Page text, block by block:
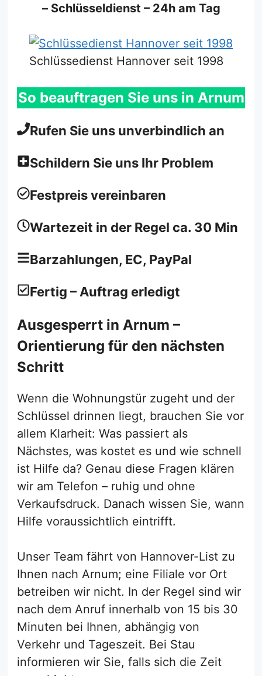
– Schlüsseldienst – 24h am Tag
Schlüssedienst Hannover seit 1998
So beauftragen Sie uns in Arnum
Rufen Sie uns unverbindlich an
Schildern Sie uns Ihr Problem
Festpreis vereinbaren
Wartezeit in der Regel ca. 30 Min
Barzahlungen, EC, PayPal
Fertig – Auftrag erledigt
Ausgesperrt in Arnum –
Orientierung für den nächsten
Schritt
Wenn die Wohnungstür zugeht und der
Schlüssel drinnen liegt, brauchen Sie vor
allem Klarheit: Was passiert als
Nächstes, was kostet es und wie schnell
ist Hilfe da? Genau diese Fragen klären
wir am Telefon – ruhig und ohne
Verkaufsdruck. Danach wissen Sie, wann
Hilfe voraussichtlich eintrifft.
Unser Team fährt von Hannover-List zu
Ihnen nach Arnum; eine Filiale vor Ort
betreiben wir nicht. In der Regel sind wir
nach dem Anruf innerhalb von 15 bis 30
Minuten bei Ihnen, abhängig von
Verkehr und Tageszeit. Bei Stau
informieren wir Sie, falls sich die Zeit